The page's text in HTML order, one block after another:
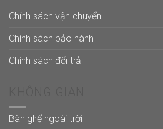
Chính sách vận chuyển
Chính sách bảo hành
Chính sách đổi trả
Bàn ghế ngoài trời